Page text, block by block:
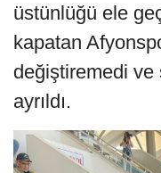
üstünlüğü ele
kapatan
değiştiremedi
ayrıldı.